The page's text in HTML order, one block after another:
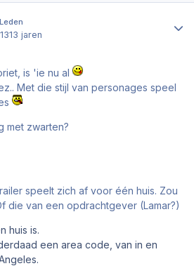
Leden
13 jaren
is 'ie nu al
Met die stijl van personages speel
met zwarten?
speelt zich af voor één huis. Zou
die van een opdrachtgever (Lamar?)
huis is.
een area code, van in en